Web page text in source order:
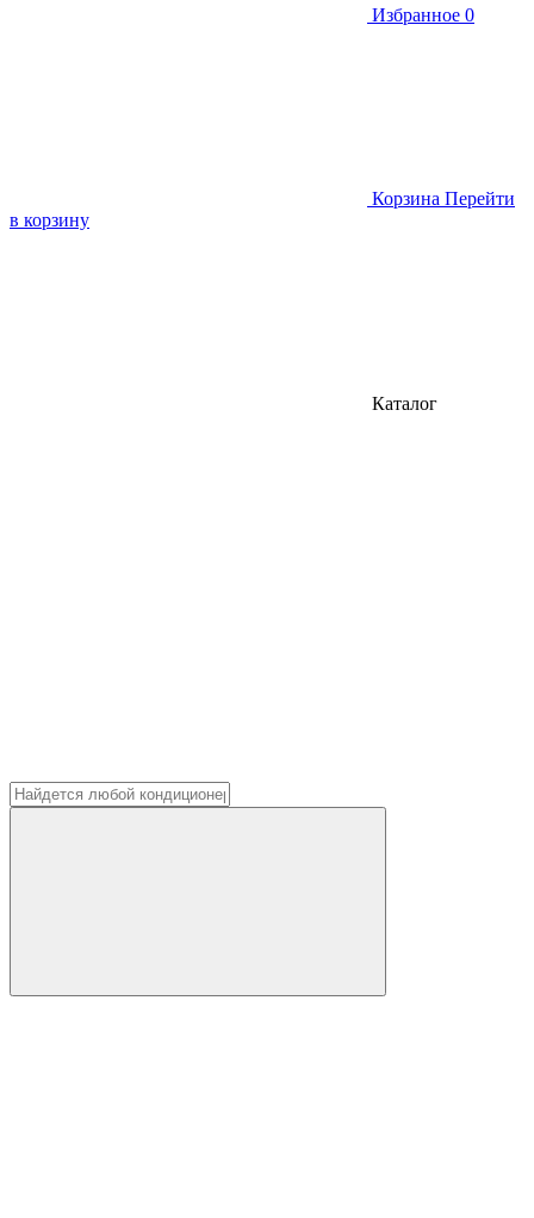
Избранное 0
Корзина Перейти
в корзину
Каталог